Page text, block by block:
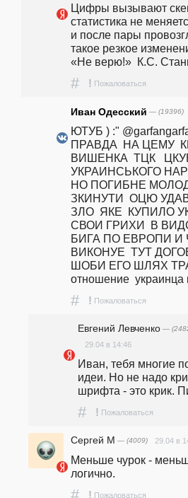
Цифры вызывают
статистика не
и после пары
такое резкое
«Не верю!»  К.С.
# ! Пожаловаться
Иван Одесский — (19396)
ЮТУБ ) :"
ПРАВДА  НА ЦЕМУ
ВИШЕНКА  ТЦК
УКРАИНСЬКОГО
НО ПОГИБНЕ
ЗКИНУТИ  ОЦЮ
ЗЛО  ЯКЕ  КУПИЛО
СВОИ ГРИХИ  В
БИГА ПО ЕВРОПИ И
ВИКОНУЕ  ТУТ
ШОБИ ЕГО ШЛЯХ
отношение  украинца
# ! Пожаловаться
Евгений Левченко —
29.04 в 14:46
Иван, тебя многие
идеи. Но не надо
шрифта - это крик.
# ! Пожаловаться
Сергей М — (4009) 29.04 в
Меньше чурок -
логично.
! Пожаловаться